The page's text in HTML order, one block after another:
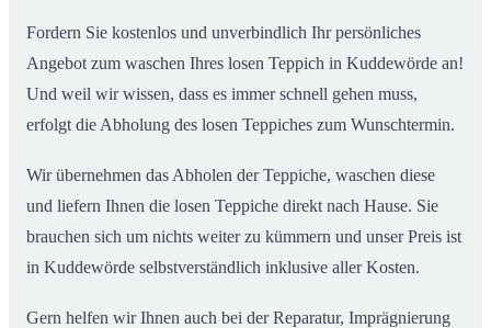
Fordern Sie kostenlos und unverbindlich Ihr persönliches
Angebot zum waschen Ihres losen Teppich in Kuddewörde an!
Und weil wir wissen, dass es immer schnell gehen muss,
erfolgt die Abholung des losen Teppiches zum Wunschtermin.
Wir übernehmen das Abholen der Teppiche, waschen diese
und liefern Ihnen die losen Teppiche direkt nach Hause. Sie
brauchen sich um nichts weiter zu kümmern und unser Preis ist
in Kuddewörde selbstverständlich inklusive aller Kosten.
Gern helfen wir Ihnen auch bei der Reparatur, Imprägnierung